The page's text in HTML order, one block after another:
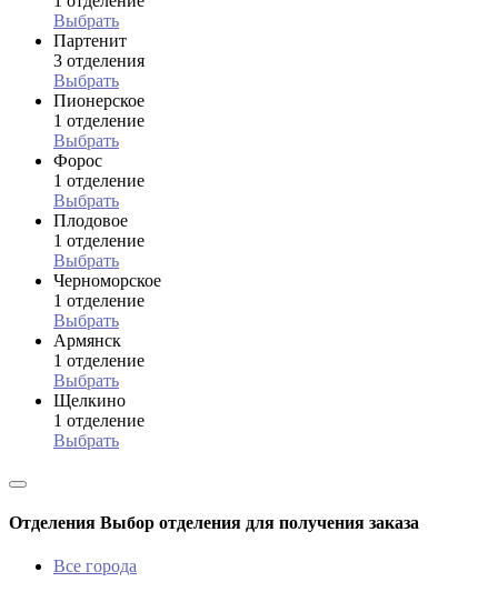
Выбрать
Партенит
3 отделения
Выбрать
Пионерское
1 отделение
Выбрать
Форос
1 отделение
Выбрать
Плодовое
1 отделение
Выбрать
Черноморское
1 отделение
Выбрать
Армянск
1 отделение
Выбрать
Щелкино
1 отделение
Выбрать
Отделения Выбор отделения для получения заказа
Все города